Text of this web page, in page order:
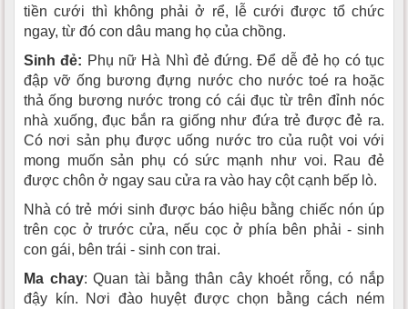
tiền cưới thì không phải ở rể, lễ cưới được tổ chức
ngay, từ đó con dâu mang họ của chồng.
Sinh đẻ: Phụ nữ Hà Nhì đẻ đứng. Ðể dễ đẻ họ có tục
đập vỡ ống bương đựng nước cho nước toé ra hoặc
thả ống bương nước trong có cái đục từ trên đỉnh nóc
nhà xuống, đục bắn ra giống như đứa trẻ được đẻ ra.
Có nơi sản phụ được uống nước tro của ruột voi với
mong muốn sản phụ có sức mạnh như voi. Rau đẻ
được chôn ở ngay sau cửa ra vào hay cột cạnh bếp lò.
Nhà có trẻ mới sinh được báo hiệu bằng chiếc nón úp
trên cọc ở trước cửa, nếu cọc ở phía bên phải - sinh
con gái, bên trái - sinh con trai.
Ma chay: Quan tài bằng thân cây khoét rỗng, có nắp
đậy kín. Nơi đào huyệt được chọn bằng cách ném